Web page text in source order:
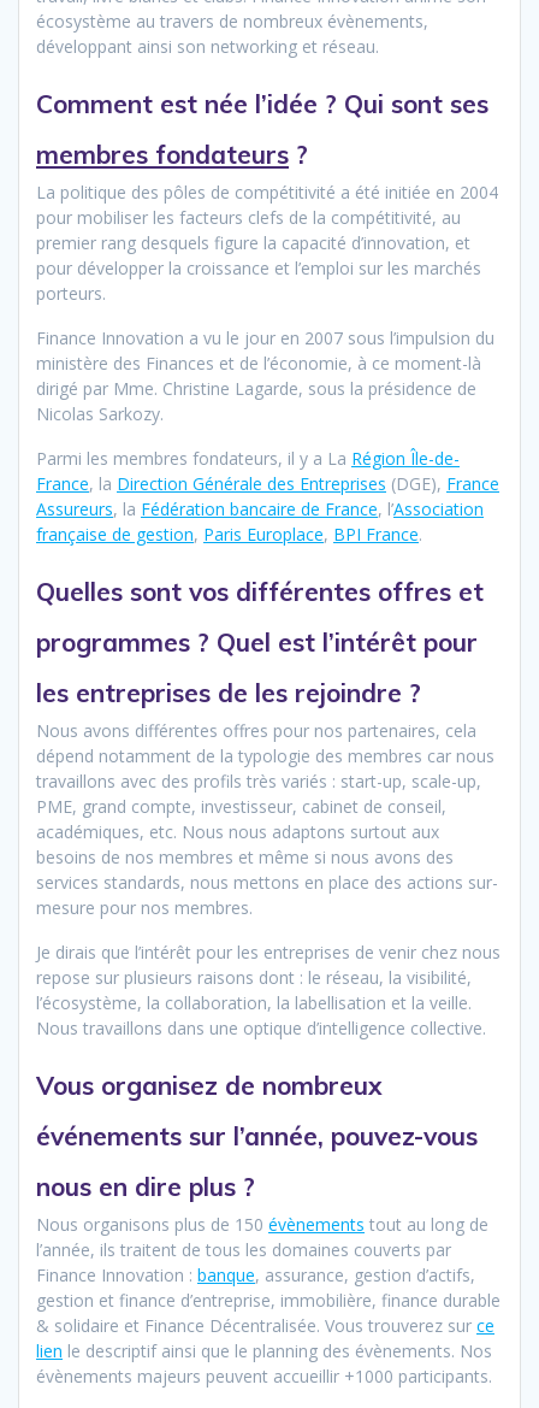
écosystème au travers de nombreux évènements,
développant ainsi son networking et réseau.
Comment est née l’idée ? Qui sont ses
membres fondateurs ?
La politique des pôles de compétitivité a été initiée en 2004
pour mobiliser les facteurs clefs de la compétitivité, au
premier rang desquels figure la capacité d’innovation, et
pour développer la croissance et l’emploi sur les marchés
porteurs.
Finance Innovation a vu le jour en 2007 sous l’impulsion du
ministère des Finances et de l’économie, à ce moment-là
dirigé par Mme. Christine Lagarde, sous la présidence de
Nicolas Sarkozy.
Parmi les membres fondateurs, il y a La Région Île-de-
France, la Direction Générale des Entreprises (DGE), France
Assureurs, la Fédération bancaire de France, l’Association
française de gestion, Paris Europlace, BPI France.
Quelles sont vos différentes offres et
programmes ? Quel est l’intérêt pour
les entreprises de les rejoindre ?
Nous avons différentes offres pour nos partenaires, cela
dépend notamment de la typologie des membres car nous
travaillons avec des profils très variés : start-up, scale-up,
PME, grand compte, investisseur, cabinet de conseil,
académiques, etc. Nous nous adaptons surtout aux
besoins de nos membres et même si nous avons des
services standards, nous mettons en place des actions sur-
mesure pour nos membres.
Je dirais que l’intérêt pour les entreprises de venir chez nous
repose sur plusieurs raisons dont : le réseau, la visibilité,
l’écosystème, la collaboration, la labellisation et la veille.
Nous travaillons dans une optique d’intelligence collective.
Vous organisez de nombreux
événements sur l’année, pouvez-vous
nous en dire plus ?
Nous organisons plus de 150 évènements tout au long de
l’année, ils traitent de tous les domaines couverts par
Finance Innovation : banque, assurance, gestion d’actifs,
gestion et finance d’entreprise, immobilière, finance durable
& solidaire et Finance Décentralisée. Vous trouverez sur ce
lien le descriptif ainsi que le planning des évènements. Nos
évènements majeurs peuvent accueillir +1000 participants.